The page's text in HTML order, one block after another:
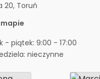
20, Toruń
- piątek: 9:00 - 17:00
nieczynne